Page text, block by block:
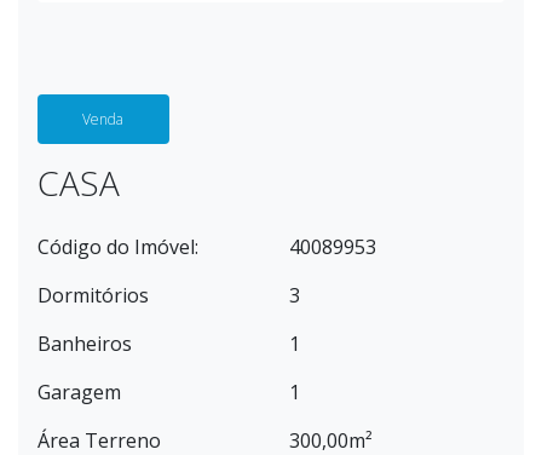
Venda
CASA
Código do Imóvel:
40089953
Dormitórios
3
Banheiros
1
Garagem
1
Área Terreno
300,00m²